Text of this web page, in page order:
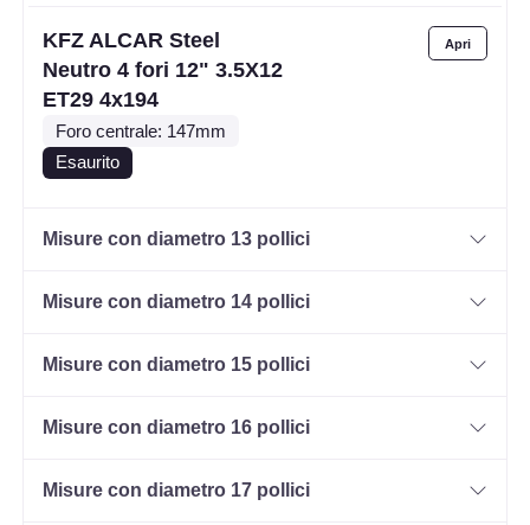
KFZ ALCAR Steel
Neutro 4 fori 12" 3.5X12
ET29 4x194
Foro centrale: 147mm
Esaurito
Misure con diametro 13 pollici
Misure con diametro 14 pollici
Misure con diametro 15 pollici
Misure con diametro 16 pollici
Misure con diametro 17 pollici